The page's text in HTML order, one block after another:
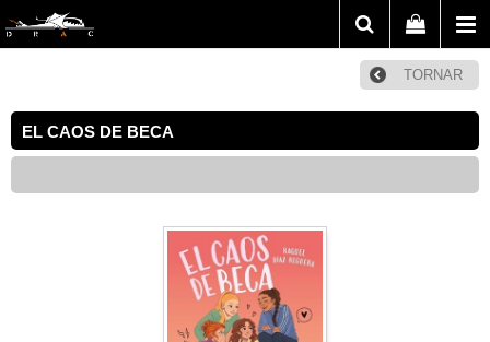
TORNAR
EL CAOS DE BECA